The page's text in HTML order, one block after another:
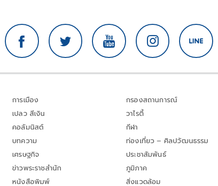
การเมือง
เปลว สีเงิน
คอลัมนิสต์
บทความ
เศรษฐกิจ
ข่าวพระราชสำนัก
หนังสือพิมพ์
กรองสถานการณ์
วาไรตี้
กีฬา
ท่องเที่ยว – ศิลปวัฒนธรรม
ประชาสัมพันธ์
ภูมิภาค
สิ่งแวดล้อม